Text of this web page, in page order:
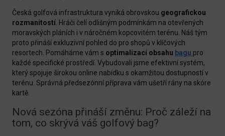
Česká golfová infrastruktura vyniká obrovskou geografickou
rozmanitostí . Hráči čelí odlišným podmínkám na otevřených
moravských pláních i v náročném kopcovitém terénu. Náš tým
proto přináší exkluzivní pohled do pro shopů v klíčových
resortech. Pomáháme vám s optimalizací obsahu bagu pro
každé specifické prostředí. Vybudovali jsme efektivní systém,
který spojuje širokou online nabídku s okamžitou dostupností v
terénu. Správná předsezónní příprava vám ušetří rány na skóre
kartě.
Nová sezóna přináší změnu: Proč záleží na
tom, co skrývá váš golfový bag?